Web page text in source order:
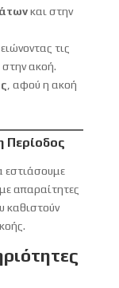
και στην
τις
ακοή.
, αφού η ακοή
Περίοδος
εστιάσουμε
απαραίτητες
καθιστούν